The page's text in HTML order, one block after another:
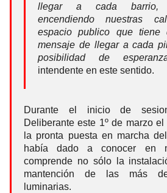
llegar a cada barrio,
encendiendo nuestras
espacio publico que
mensaje de llegar a cada
posibilidad de
intendente en este sentido.
Durante el inicio de
Deliberante este 1º de marzo
la pronta puesta en marcha
había dado a conocer en
comprende no sólo la
mantención de las más
luminarias.